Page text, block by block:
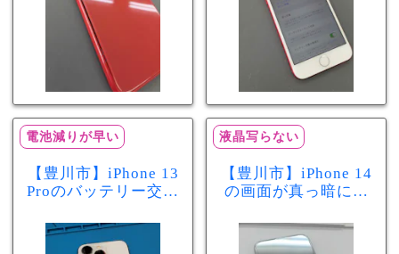
電池減りが早い
【豊川市】iPhone 13
Proのバッテリー交換
が早い症状も当日90
分で改善
液晶写らない
【豊川市】iPhone 14
の画面が真っ暗に…
修理！データそのま
まで復旧しました